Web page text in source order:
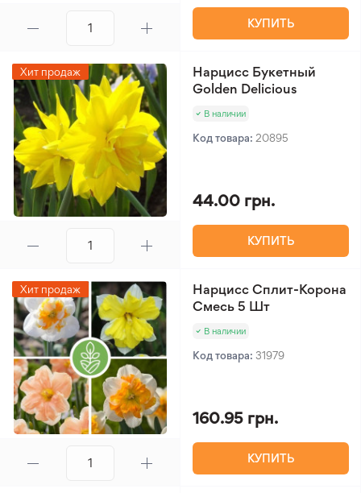
КУПИТЬ
Хит продаж
Нарцисс Букетный
Golden Delicious
В наличии
Код товара: 20895
44.00 грн.
КУПИТЬ
Хит продаж
Нарцисс Сплит-Корона
Смесь 5 Шт
В наличии
Код товара: 31979
160.95 грн.
КУПИТЬ